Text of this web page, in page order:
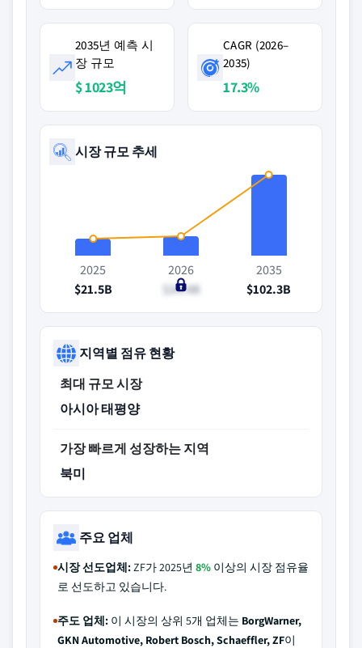
2035년 예측 시
장 규모
$ 1023억
CAGR (2026–
2035)
17.3%
시장 규모 추세
2025
$21.5B
2026
$24.4B
2035
$102.3B
지역별 점유 현황
최대 규모 시장
아시아 태평양
가장 빠르게 성장하는 지역
북미
주요 업체
시장 선도업체:ZF가 2025년 8% 이상의 시장 점유율
로 선도하고 있습니다.
주도 업체: 이 시장의 상위 5개 업체는 BorgWarner,
GKN Automotive, Robert Bosch, Schaeffler, ZF이